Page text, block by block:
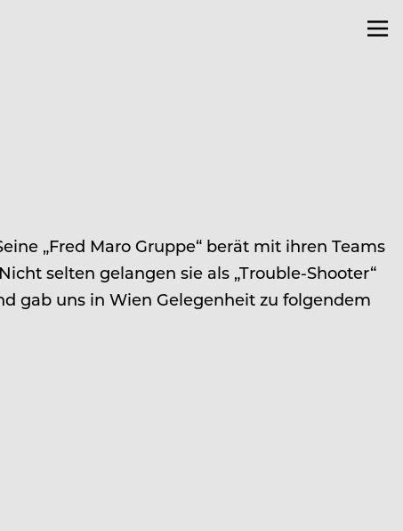
„Fred Maro Gruppe“ berät mit ihren Teams
selten gelangen sie als „Trouble-Shooter“
gab uns in Wien Gelegenheit zu folgendem